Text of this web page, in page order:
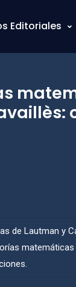
Editoriales
de Lautman y